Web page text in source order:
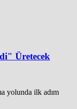
Üretecek
yolunda ilk adım